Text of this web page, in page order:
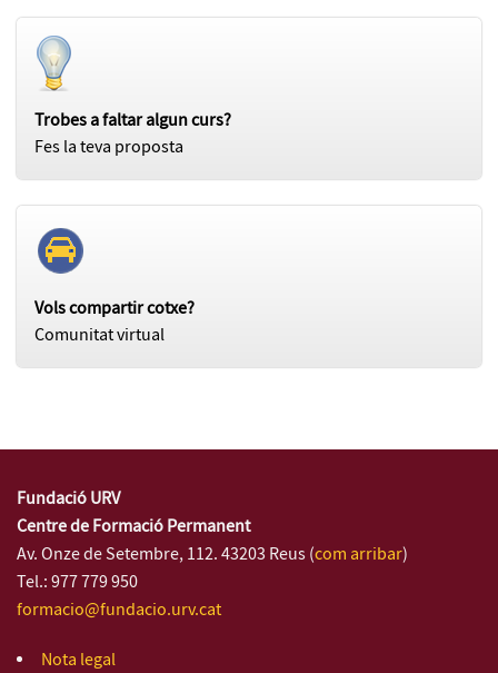
Trobes a faltar algun curs?
Fes la teva proposta
Vols compartir cotxe?
Comunitat virtual
Fundació URV
Centre de Formació Permanent
Av. Onze de Setembre, 112. 43203 Reus (com arribar)
Tel.: 977 779 950
formacio@fundacio.urv.cat
Nota legal